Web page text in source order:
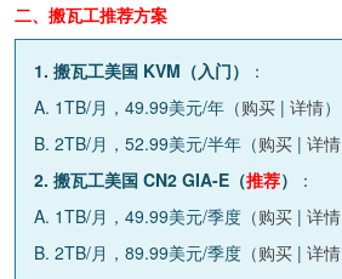
二、搬瓦工推荐方案
1. 搬瓦工美国 KVM（入门）
：
A. 1TB/月，49.99美元/年（购买 | 详情）
B. 2TB/月，52.99美元/半年（购买 | 详情
2. 搬瓦工美国 CN2 GIA-E（推荐）
：
A. 1TB/月，49.99美元/季度（购买 | 详情
B. 2TB/月，89.99美元/季度（购买 | 详情